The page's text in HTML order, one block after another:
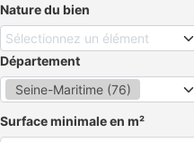
Nature du bien
Sélectionnez un élément
Département
Seine-Maritime (76)
Surface minimale en m²